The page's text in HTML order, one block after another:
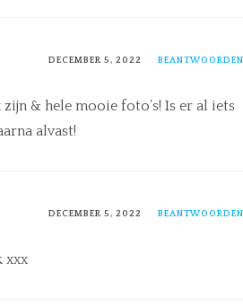
DECEMBER 5, 2022 BEANTWOORDEN
& hele mooie foto’s! Is er al iets
alvast!
DECEMBER 5, 2022 BEANTWOORDEN
xxx